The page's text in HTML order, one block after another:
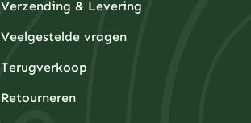
Verzending & Levering
Veelgestelde vragen
Terugverkoop
Retourneren